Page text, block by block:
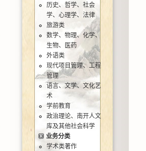
历史、哲学、社会
学、心理学、法律
旅游类
数学、物理、化学、
生物、医药
外语类
现代项目管理、工程
管理
语言、文学、文化艺
术
学前教育
政治理论、南开人文
库及其他社会科学
业务分类
学术类著作